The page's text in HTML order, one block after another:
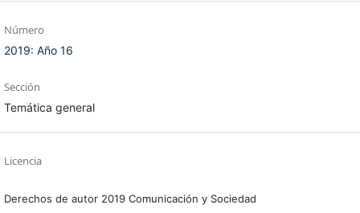
Número
2019: Año 16
Sección
Temática general
Licencia
Derechos de autor 2019 Comunicación y Sociedad